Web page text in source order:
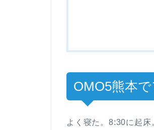
OMO5熊本
よく寝た。8:30に起床